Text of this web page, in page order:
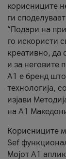
корисниците
ги
“Подари на
го искористи
креативно, да
и за неговите
А1 е бренд што
технологија,
изјави
на А1
Корисниците
Sef
Мојот А1